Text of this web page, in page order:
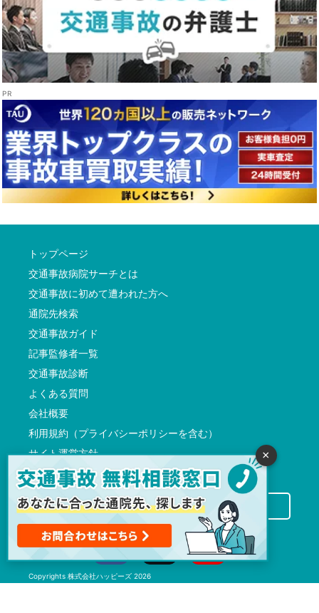
トップページ
交通事故病院サーチとは
交通事故に初めて遭われた方へ
通院先検索
交通事故ガイド
記事監修者一覧
交通事故診断
よくある質問
会社概要
利用規約（プライバシーポリシーを含む）
サイト運営方針
反社会的勢力に対する基本方針
交通事故病院サーチに掲載希望の先生方へ
Copyrights 株式会社ハッピーズ 2026
×